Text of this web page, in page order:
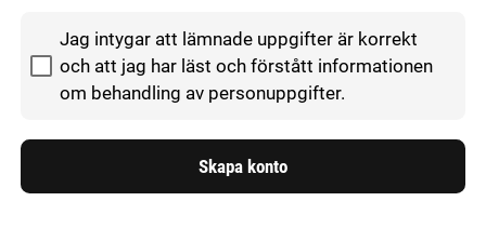
Godkänn hantering av personuppgifter
Jag intygar att lämnade uppgifter är korrekt
och att jag har läst och förstått informationen
om behandling av personuppgifter.
Skapa konto